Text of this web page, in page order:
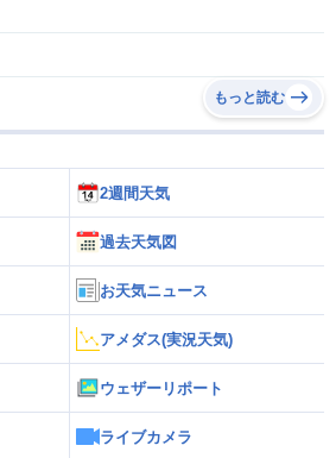
もっと読む
2週間天気
過去天気図
お天気ニュース
アメダス(実況天気)
ウェザーリポート
ライブカメラ